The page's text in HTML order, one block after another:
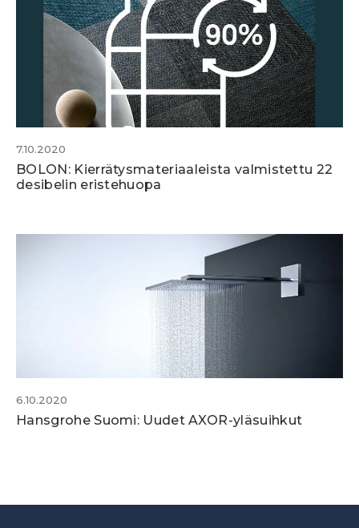
7.10.2020
BOLON: Kierrätysmateriaaleista valmistettu 22
desibelin eristehuopa
6.10.2020
Hansgrohe Suomi: Uudet AXOR-yläsuihkut